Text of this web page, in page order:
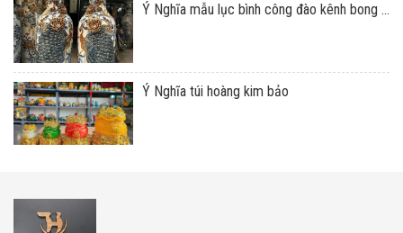
Ý Nghĩa mẫu lục bình công đào kênh bong ...
Ý Nghĩa túi hoàng kim bảo